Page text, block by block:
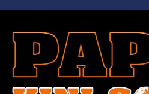
Skip
content